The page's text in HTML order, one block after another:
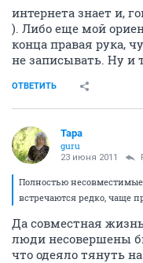
интернета знает и,
). Либо еще мой
конца правая рука,
не записывать. Ну и
ОТВЕТИТЬ
Тара
guru
23 июня 2011
Полностью
встречаются редко, чаще
Да совместная
люди несовершены
что одеяло тянуть